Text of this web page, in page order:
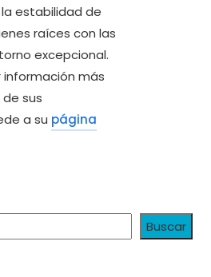
estabilidad de
raíces con las
excepcional.
más
sus
a su página
Buscar